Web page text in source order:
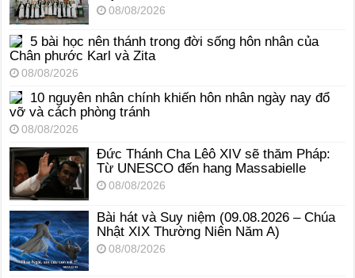
08/08/2026
5 bài học nên thánh trong đời sống hôn nhân của
Chân phước Karl và Zita
08/08/2026
10 nguyên nhân chính khiến hôn nhân ngày nay đổ
vỡ và cách phòng tránh
08/08/2026
Đức Thánh Cha Lêô XIV sẽ thăm Pháp:
Từ UNESCO đến hang Massabielle
08/08/2026
Bài hát và Suy niệm (09.08.2026 – Chúa
Nhật XIX Thường Niên Năm A)
08/08/2026